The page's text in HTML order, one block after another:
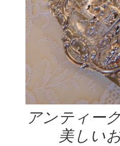
アンティー
美しい